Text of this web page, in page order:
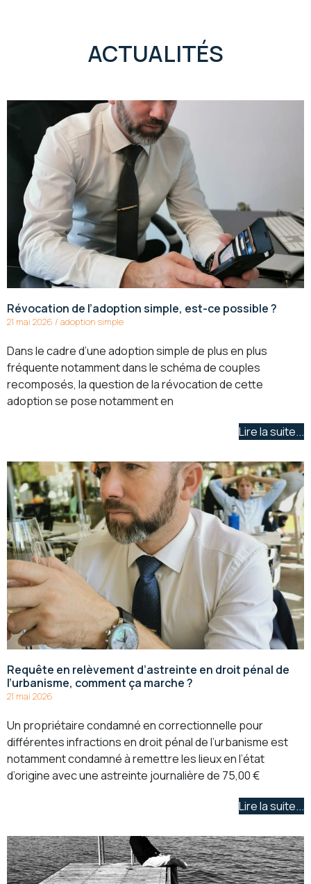
ACTUALITÉS
Révocation de l’adoption simple, est-ce possible ?
21 mai 2026 / adoption simple
Dans le cadre d’une adoption simple de plus en plus
fréquente notamment dans le schéma de couples
recomposés, la question de la révocation de cette
adoption se pose notamment en
Lire la suite...
Requête en relèvement d’astreinte en droit pénal de
l’urbanisme, comment ça marche ?
21 mai 2026
Un propriétaire condamné en correctionnelle pour
différentes infractions en droit pénal de l’urbanisme est
notamment condamné à remettre les lieux en l’état
d’origine avec une astreinte journalière de 75,00 €
Lire la suite...